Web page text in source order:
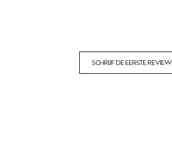
SCHRIJF DE EERSTE REVIEW